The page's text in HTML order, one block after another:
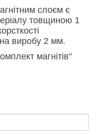
слоєм є
товщиною 1
виробу 2 мм.
магнітів"